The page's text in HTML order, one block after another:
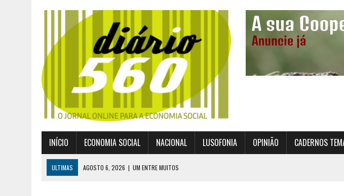
INÍCIO ECONOMIA SOCIAL NACIONAL LUSOFONIA OPINIÃO CADERNOS
ULTIMAS AGOSTO 6, 2026 | UM ENTRE MUITOS